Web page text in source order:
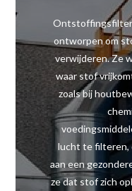
ontworpen om
verwijderen. Ze
waar stof
zoals bij
lucht te
aan een
ze dat stof zich